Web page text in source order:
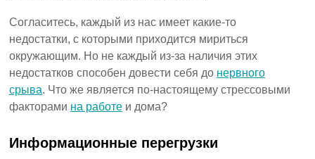
Согласитесь, каждый из нас имеет какие-то
недостатки, с которыми приходится мириться
окружающим. Но не каждый из-за наличия этих
недостатков способен довести себя до нервного
срыва. Что же является по-настоящему стрессовыми
факторами на работе и дома?
Информационные перегрузки